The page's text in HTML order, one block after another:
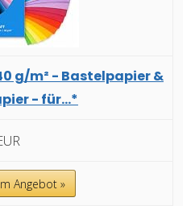
g/m² - Bastelpapier &
- für...*
Angebot »